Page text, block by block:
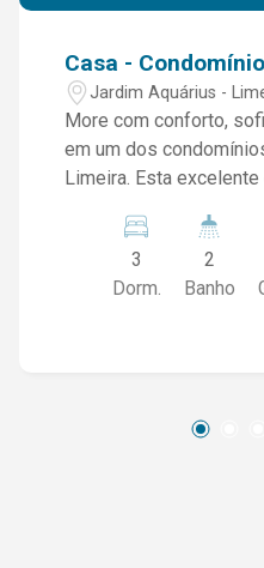
Casa - Condomínio
Jardim Aquárius -
More com conforto,
em um dos
Limeira. Esta
projetada para
amplos e um
ideal para quem
completa, perfeita
3
Dorm.
2
Banho